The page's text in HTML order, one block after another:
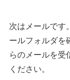
次はメールです
ールフォルダを
らのメールを受
ください。